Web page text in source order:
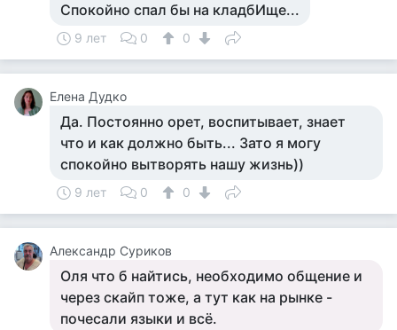
Спокойно спал бы на кладбИще...
9 лет 0 0
Елена Дудко
Да. Постоянно орет, воспитывает, знает
что и как должно быть... Зато я могу
спокойно вытворять нашу жизнь))
9 лет 0 0
Александр Суриков
Оля что б найтись, необходимо общение и
через скайп тоже, а тут как на рынке -
почесали языки и всё.